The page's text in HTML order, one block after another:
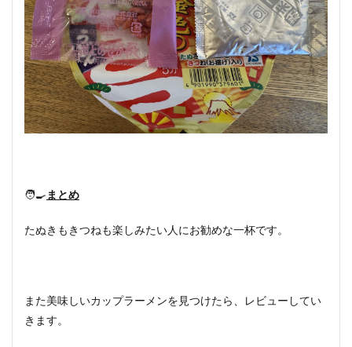
🧑‍🍳 まとめ
たぬきもきつねも楽しみたい人にお勧めな一杯です。
また美味しいカップラーメンを見つけたら、レビューしてい
きます。